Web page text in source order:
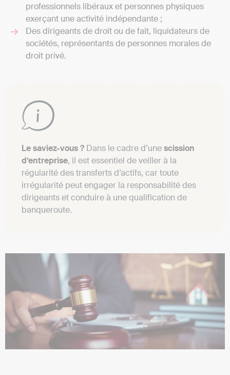
professionnels libéraux et personnes physiques
exerçant une activité indépendante ;
Des dirigeants de droit ou de fait, liquidateurs de
sociétés, représentants de personnes morales de
droit privé.
Le saviez-vous ? Dans le cadre d’unescission
d’entreprise, il est essentiel de veiller à la
régularité des transferts d’actifs, car toute
irrégularité peut engager la responsabilité des
dirigeants et conduire à une qualification de
banqueroute.